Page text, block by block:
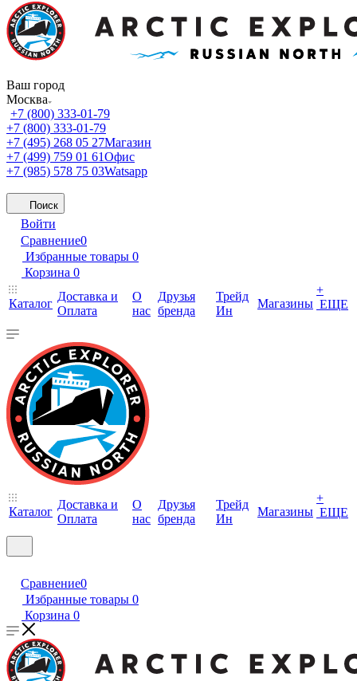
Ваш город
Москва
+7 (800) 333-01-79
+7 (800) 333-01-79
+7 (495) 268 05 27Магазин
+7 (499) 759 01 61Офис
+7 (985) 578 75 03Watsapp
Поиск
Войти
Сравнение0
Избранные товары 0
Корзина 0
Каталог
Доставка и
Оплата
О
нас
Друзья
бренда
Трейд
Ин
Магазины
+
ЕЩЕ
Каталог
Доставка и
Оплата
О
нас
Друзья
бренда
Трейд
Ин
Магазины
+
ЕЩЕ
Сравнение0
Избранные товары 0
Корзина 0